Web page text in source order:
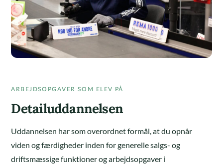
ARBEJDSOPGAVER SOM ELEV PÅ
Detailuddannelsen
Uddannelsen har som overordnet formål, at du opnår
viden og færdigheder inden for generelle salgs- og
driftsmæssige funktioner og arbejdsopgaver i